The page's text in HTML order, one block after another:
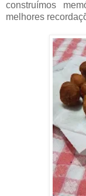
construímos
melhores